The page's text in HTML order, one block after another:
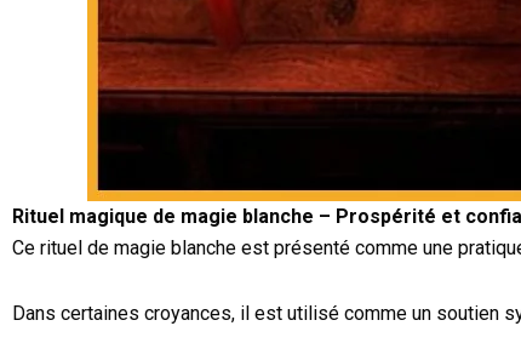
Rituel magique de magie blanche – Prospérité et
Ce rituel de magie blanche est présenté comme une
Dans certaines croyances, il est utilisé comme un soutien